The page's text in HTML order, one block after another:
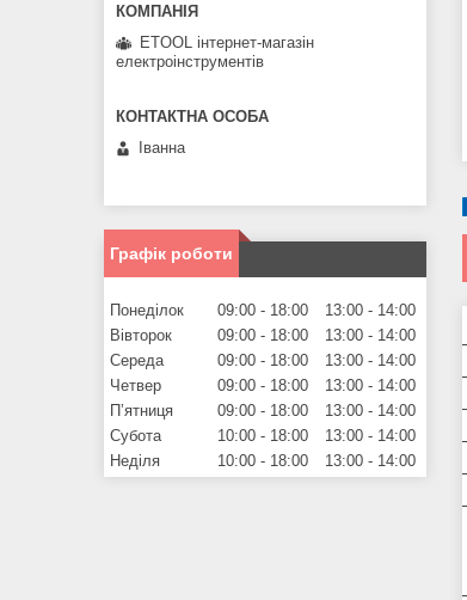
ETOOL інтернет-магазін
електроінструментів
Іванна
Графік роботи
Понеділок 09:00 18:00 13:00
14:00
Вівторок
09:00 18:00 13:00
14:00
Середа
09:00 18:00 13:00
14:00
Четвер
09:00 18:00 13:00
14:00
Пʼятниця
09:00 18:00 13:00
14:00
Субота
10:00 18:00 13:00
14:00
Неділя
10:00 18:00 13:00 14:00